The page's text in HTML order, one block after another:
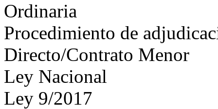
Ordinaria
Procedimiento de
Directo/Contrato Menor
Ley Nacional
Ley 9/2017